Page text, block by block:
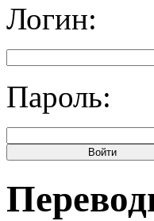
Логин:
Пароль: